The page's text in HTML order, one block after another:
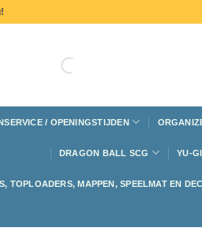
/ OPENINGSTIJDEN
DRAGON BALL SCG YU-
TOPLOADERS, MAPPEN, SPEELMAT EN